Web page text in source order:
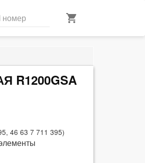
shopping_cart
R1200GSA
46 63 7 711 395)